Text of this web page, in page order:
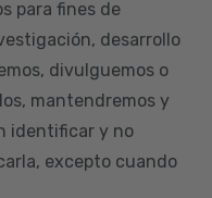
para fines de
desarrollo
divulguemos o
mantendremos y
identificar y no
excepto cuando